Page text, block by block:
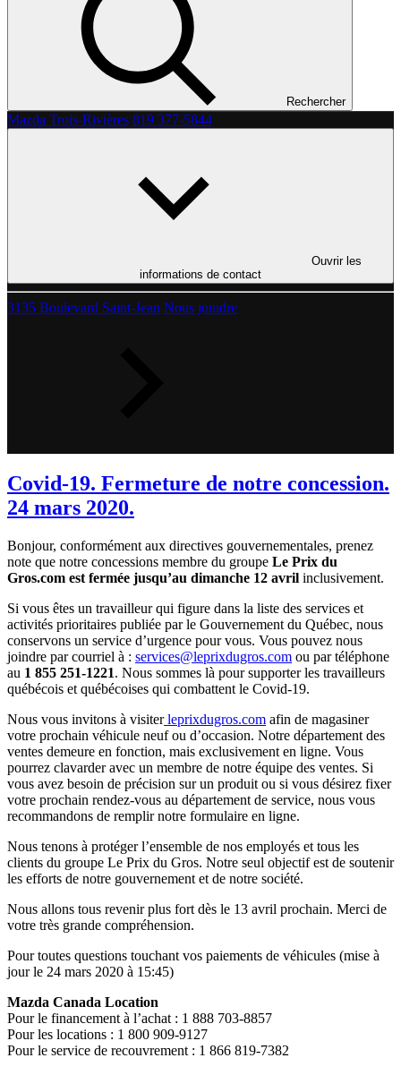
Rechercher
Mazda Trois-Rivières 819 377-5844
Ouvrir les
informations de contact
3135 Boulevard Saint-Jean Nous joindre
Covid-19. Fermeture de notre concession.
24 mars 2020.
Bonjour, conformément aux directives gouvernementales, prenez
note que notre concessions membre du groupe Le Prix du
Gros.com est fermée jusqu’au dimanche 12 avril inclusivement.
Si vous êtes un travailleur qui figure dans la liste des services et
activités prioritaires publiée par le Gouvernement du Québec, nous
conservons un service d’urgence pour vous. Vous pouvez nous
joindre par courriel à : services@leprixdugros.com ou par téléphone
au 1 855 251-1221. Nous sommes là pour supporter les travailleurs
québécois et québécoises qui combattent le Covid-19.
Nous vous invitons à visiterleprixdugros.com afin de magasiner
votre prochain véhicule neuf ou d’occasion. Notre département des
ventes demeure en fonction, mais exclusivement en ligne. Vous
pourrez clavarder avec un membre de notre équipe des ventes. Si
vous avez besoin de précision sur un produit ou si vous désirez fixer
votre prochain rendez-vous au département de service, nous vous
recommandons de remplir notre formulaire en ligne.
Nous tenons à protéger l’ensemble de nos employés et tous les
clients du groupe Le Prix du Gros. Notre seul objectif est de soutenir
les efforts de notre gouvernement et de notre société.
Nous allons tous revenir plus fort dès le 13 avril prochain. Merci de
votre très grande compréhension.
Pour toutes questions touchant vos paiements de véhicules (mise à
jour le 24 mars 2020 à 15:45)
Mazda Canada Location
Pour le financement à l’achat : 1 888 703-8857
Pour les locations : 1 800 909-9127
Pour le service de recouvrement : 1 866 819-7382